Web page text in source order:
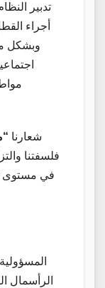
تدبير
أجراء
وبشكل
شعارنا
فلسفتنا
في مستوى
الرأسمال